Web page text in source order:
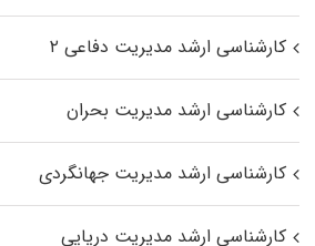
کارشناسی ارشد مدیریت دفاعی ۲
کارشناسی ارشد مدیریت بحران
کارشناسی ارشد مدیریت جهانگردی
کارشناسی ارشد مدیریت دریایی